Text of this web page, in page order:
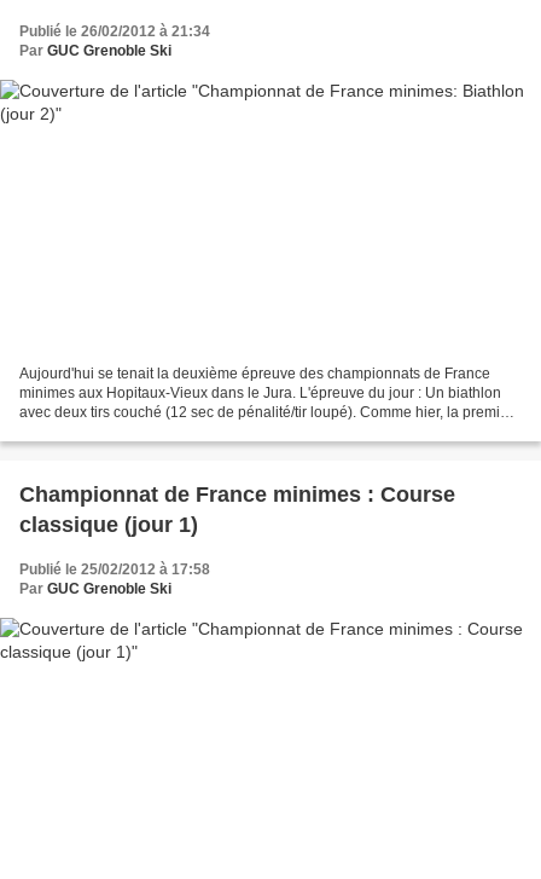
Publié le 26/02/2012 à 21:34
Par GUC Grenoble Ski
Aujourd'hui se tenait la deuxième épreuve des championnats de France
minimes aux Hopitaux-Vieux dans le Jura. L'épreuve du jour : Un biathlon
avec deux tirs couché (12 sec de pénalité/tir loupé). Comme hier, la première
Championnat de France minimes : Course
classique (jour 1)
Publié le 25/02/2012 à 17:58
Par GUC Grenoble Ski